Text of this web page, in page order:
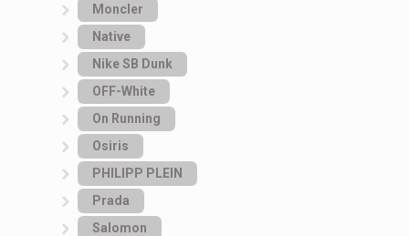
Moncler
Native
Nike SB Dunk
OFF-White
On Running
Osiris
PHILIPP PLEIN
Prada
Salomon